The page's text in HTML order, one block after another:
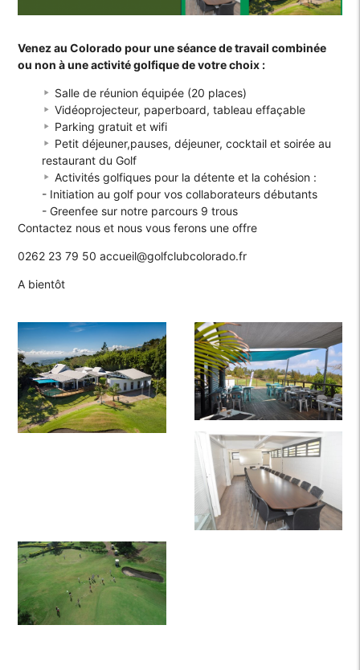
Venez au Colorado pour une séance de travail combinée
ou non à une activité golfique de votre choix :
Salle de réunion équipée (20 places)
Vidéoprojecteur, paperboard, tableau effaçable
Parking gratuit et wifi
Petit déjeuner,pauses, déjeuner, cocktail et soirée au
restaurant du Golf
Activités golfiques pour la détente et la cohésion :
- Initiation au golf pour vos collaborateurs débutants
- Greenfee sur notre parcours 9 trous
Contactez nous et nous vous ferons une offre
0262 23 79 50 accueil@golfclubcolorado.fr
A bientôt